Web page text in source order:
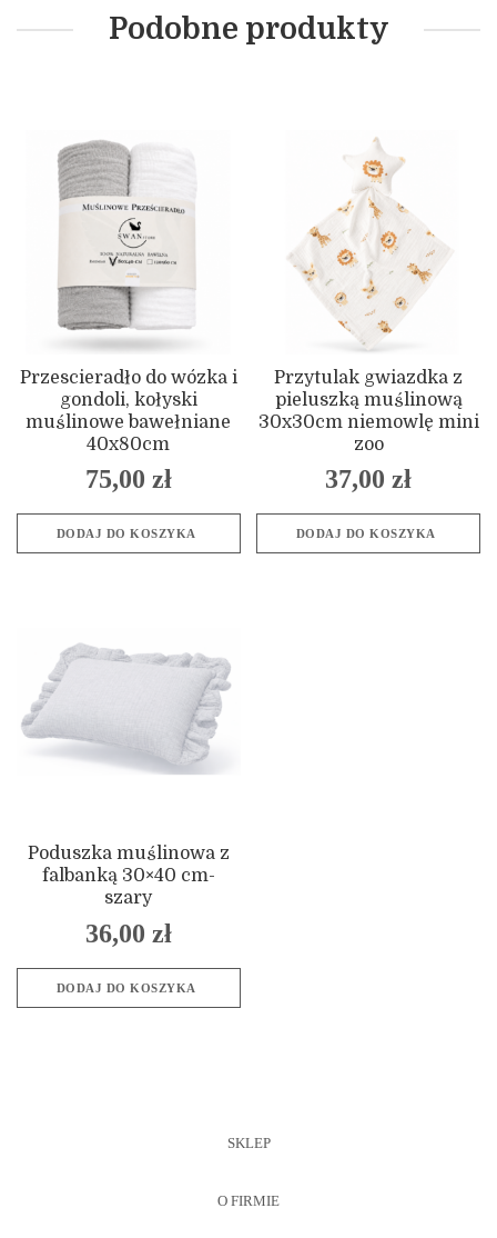
Podobne produkty
Przescieradło do wózka i
gondoli, kołyski
muślinowe bawełniane
40x80cm
75,00 zł
DODAJ DO KOSZYKA
Przytulak gwiazdka z
pieluszką muślinową
30x30cm niemowlę mini
zoo
37,00zł
DODAJ DO KOSZYKA
Poduszka muślinowa z
falbanką 30×40 cm-
szary
36,00 zł
DODAJ DO KOSZYKA
SKLEP
O FIRMIE